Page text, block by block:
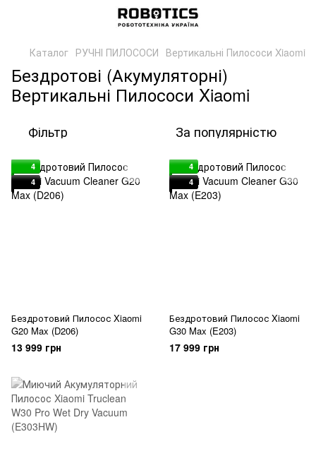
Каталог РУЧНІ ПИЛОСОСИ Вертикальні Пилососи Xiaomi
Бездротові (Акумуляторні)
Вертикальні Пилососи Xiaomi
Фільтр За популярністю
4
4
Бездротовий Пилосос Xiaomi
G20 Max (D206)
13 999 грн
4
4
Бездротовий Пилосос Xiaomi
G30 Max (E203)
17 999 грн